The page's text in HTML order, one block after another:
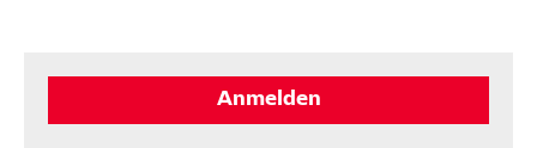
Anmelden